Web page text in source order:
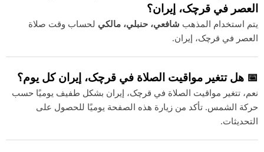
العصر في قرچک، إيران؟
يتم استخدام المذهب شافعي، حنبلي، مالكي لحساب وقت صلاة
العصر في قرچک، إيران.
📅 هل تتغير مواقيت الصلاة في قرچک، إيران كل يوم؟
نعم، تتغير مواقيت الصلاة في قرچک، إيران بشكل طفيف يوميًا حسب
حركة الشمس. تأكد من زيارة هذه الصفحة يوميًا للحصول على
التحديثات.